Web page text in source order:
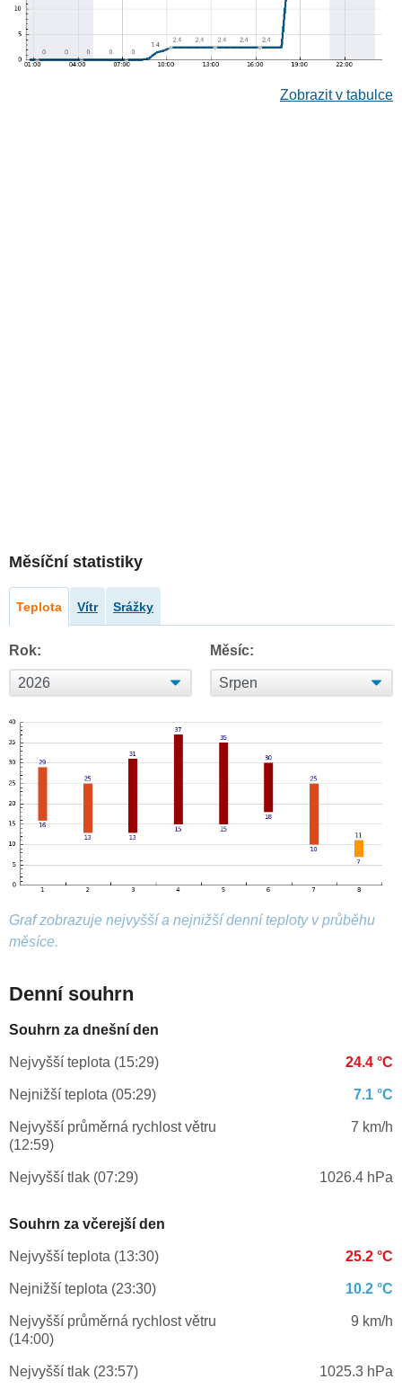
Zobrazit v tabulce
Měsíční statistiky
Teplota Vítr Srážky
Rok: Měsíc:
Graf zobrazuje nejvyšší a nejnižší denní teploty v průběhu
měsíce.
Denní souhrn
Souhrn za dnešní den
Nejvyšší teplota (15:29) 24.4 °C
Nejnižší teplota (05:29) 7.1 °C
Nejvyšší průměrná rychlost větru
(12:59)
7 km/h
Nejvyšší tlak (07:29) 1026.4 hPa
Souhrn za včerejší den
Nejvyšší teplota (13:30) 25.2 °C
Nejnižší teplota (23:30) 10.2 °C
Nejvyšší průměrná rychlost větru
(14:00)
9 km/h
Nejvyšší tlak (23:57) 1025.3 hPa